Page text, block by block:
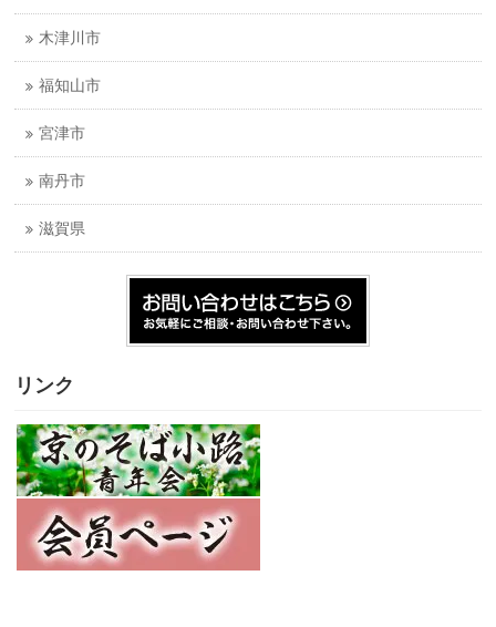
木津川市
福知山市
宮津市
南丹市
滋賀県
リンク